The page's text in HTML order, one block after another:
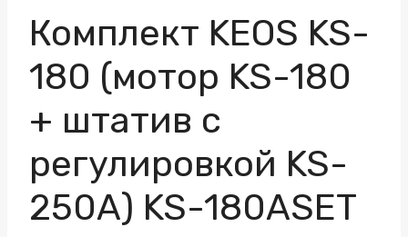
Комплект KEOS KS-
180 (мотор KS-180
+ штатив с
регулировкой KS-
250А) KS-180ASET